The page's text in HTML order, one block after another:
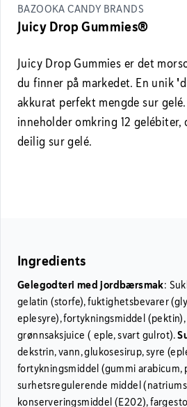
BAZOOKA CANDY BRANDS
Juicy Drop Gummies®
Juicy Drop Gummies er det
du finner på markedet. En unik
akkurat perfekt mengde sur
inneholder omkring 12 gelébiter,
deilig sur gelé.
Ingredients
Gelegodteri med jordbærsmak:
gelatin (storfe), fuktighetsbevarer
eplesyre), fortykningsmiddel
grønnsaksjuice ( eple, svart gulrot).
dekstrin, vann, glukosesirup, syre
fortykningsmiddel (gummi arabicum,
surhetsregulerende middel
konserveringsmiddel (E202),